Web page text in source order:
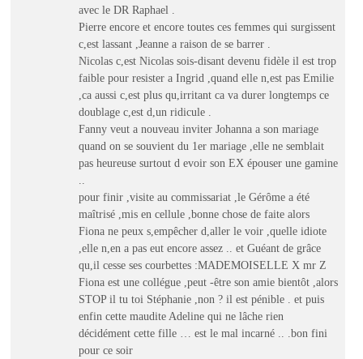
avec le DR Raphael .
Pierre encore et encore toutes ces femmes qui surgissent
c,est lassant ,Jeanne a raison de se barrer .
Nicolas c,est Nicolas sois-disant devenu fidèle il est trop
faible pour resister a Ingrid ,quand elle n,est pas Emilie
,ca aussi c,est plus qu,irritant ca va durer longtemps ce
doublage c,est d,un ridicule .
Fanny veut a nouveau inviter Johanna a son mariage
quand on se souvient du 1er mariage ,elle ne semblait
pas heureuse surtout d evoir son EX épouser une gamine
pour finir ,visite au commissariat ,le Gérôme a été
maîtrisé ,mis en cellule ,bonne chose de faite alors
Fiona ne peux s,empêcher d,aller le voir ,quelle idiote
,elle n,en a pas eut encore assez .. et Guéant de grâce
qu,il cesse ses courbettes :MADEMOISELLE X mr Z
Fiona est une collégue ,peut -être son amie bientôt ,alors
STOP il tu toi Stéphanie ,non ? il est pénible . et puis
enfin cette maudite Adeline qui ne lâche rien
décidément cette fille … est le mal incarné .. .bon fini
pour ce soir